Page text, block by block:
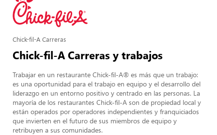
Chick-fil-A Carreras
Chick-fil-A Carreras y trabajos
Trabajar en un restaurante Chick-fil-A® es más que un trabajo:
es una oportunidad para el trabajo en equipo y el desarrollo del
liderazgo en un entorno positivo y centrado en las personas. La
mayoría de los restaurantes Chick-fil-A son de propiedad local y
están operados por operadores independientes y franquiciados
que invierten en el futuro de sus miembros de equipo y
retribuyen a sus comunidades.